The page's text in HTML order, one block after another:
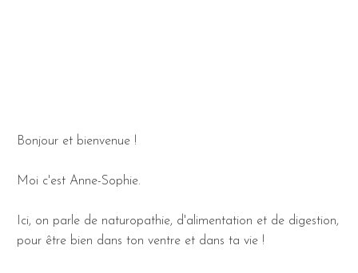
Bonjour et bienvenue !
Moi c'est Anne-Sophie.
Ici, on parle de naturopathie, d'alimentation et de digestion,
pour être bien dans ton ventre et dans ta vie !